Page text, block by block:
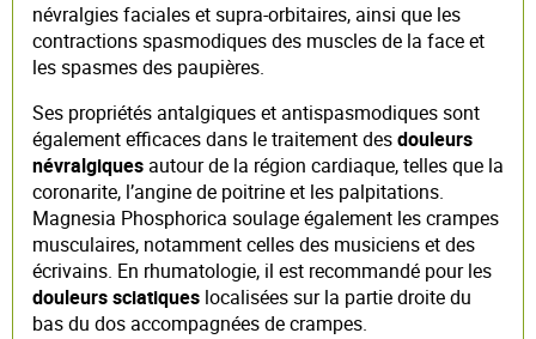
névralgies faciales et supra-orbitaires, ainsi que les
contractions spasmodiques des muscles de la face et
les spasmes des paupières.
Ses propriétés antalgiques et antispasmodiques sont
également efficaces dans le traitement desdouleurs
névralgiques autour de la région cardiaque, telles que la
coronarite, l’angine de poitrine et les palpitations.
Magnesia Phosphorica soulage également les crampes
musculaires, notamment celles des musiciens et des
écrivains. En rhumatologie, il est recommandé pour les
douleurs sciatiques localisées sur la partie droite du
bas du dos accompagnées de crampes.